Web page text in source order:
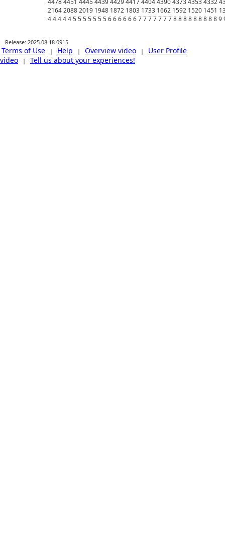
Release: 2025.08.18.0915
Terms of Use | Help | Overview video |
User Profile
video
| Tell us about your experiences!